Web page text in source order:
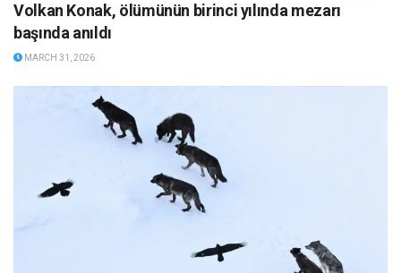
Volkan Konak, ölümünün birinci yılında mezarı
başında anıldı
MARCH 31, 2026